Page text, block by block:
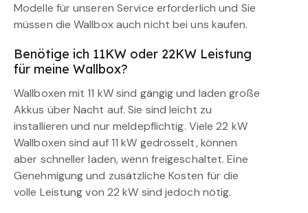
Modelle für unseren Service erforderlich und Sie
müssen die Wallbox auch nicht bei uns kaufen.
Benötige ich 11KW oder 22KW Leistung
für meine Wallbox?
Wallboxen mit 11 kW sind gängig und laden große
Akkus über Nacht auf. Sie sind leicht zu
installieren und nur meldepflichtig. Viele 22 kW
Wallboxen sind auf 11 kW gedrosselt, können
aber schneller laden, wenn freigeschaltet. Eine
Genehmigung und zusätzliche Kosten für die
volle Leistung von 22 kW sind jedoch nötig.